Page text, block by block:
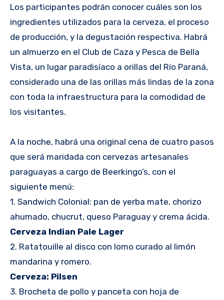
Los participantes podrán conocer cuáles son los
ingredientes utilizados para la cerveza, el proceso
de producción, y la degustación respectiva. Habrá
un almuerzo en el Club de Caza y Pesca de Bella
Vista, un lugar paradisíaco a orillas del Río Paraná,
considerado una de las orillas más lindas de la zona
con toda la infraestructura para la comodidad de
los visitantes.
A la noche, habrá una original cena de cuatro pasos
que será maridada con cervezas artesanales
paraguayas a cargo de Beerkingo’s, con el
siguiente menú:
1. Sandwich Colonial: pan de yerba mate, chorizo
ahumado, chucrut, queso Paraguay y crema ácida.
Cerveza Indian Pale Lager
2. Ratatouille al disco con lomo curado al limón
mandarina y romero.
Cerveza: Pilsen
3. Brocheta de pollo y panceta con hoja de